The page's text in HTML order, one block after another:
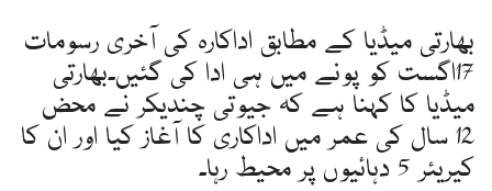
بھارتی میڈیا کے مطابق اداکارہ کی آخری رسومات
17اگست کو پونے میں ہی ادا کی گئیں۔بھارتی
میڈیا کا کہنا ہے کہ جیوتی چندیکر نے محض
12 سال کی عمر میں اداکاری کا آغاز کیا اور ان کا
کیریئر 5 دہائیوں پر محیط رہا۔